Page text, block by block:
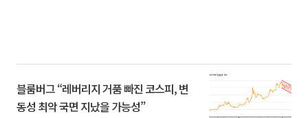
블룸버그 “레버리지 거품 빠진 코스피, 변
동성 최악 국면 지났을 가능성”